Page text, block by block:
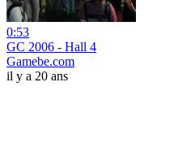
0:53
GC 2006 - Hall 4
Gamebe.com
il y a 20 ans